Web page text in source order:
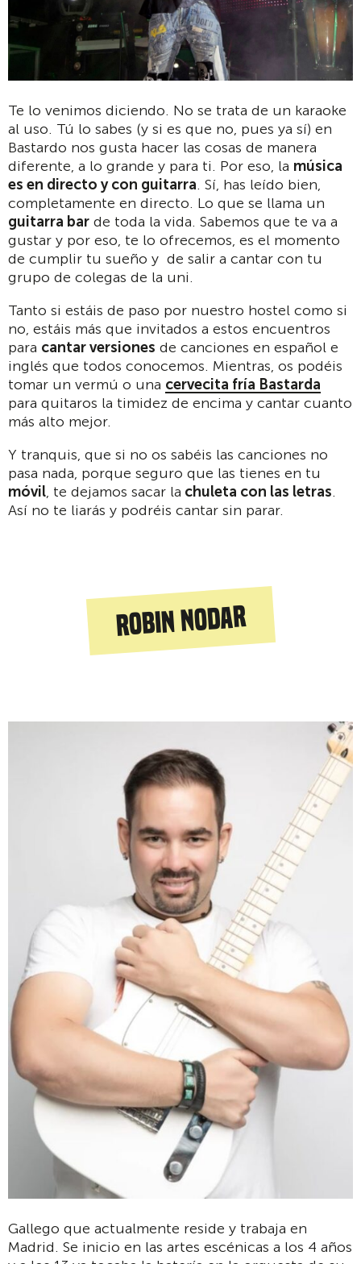
Te lo venimos diciendo. No se trata de un karaoke
al uso. Tú lo sabes (y si es que no, pues ya sí) en
Bastardo nos gusta hacer las cosas de manera
diferente, a lo grande y para ti. Por eso, la música
es en directo y con guitarra. Sí, has leído bien,
completamente en directo. Lo que se llama un
guitarra bar de toda la vida. Sabemos que te va a
gustar y por eso, te lo ofrecemos, es el momento
de cumplir tu sueño y de salir a cantar con tu
grupo de colegas de la uni.
Tanto si estáis de paso por nuestro hostel como si
no, estáis más que invitados a estos encuentros
para cantar versiones de canciones en español e
inglés que todos conocemos. Mientras, os podéis
tomar un vermú o una cervecita fría Bastarda
para quitaros la timidez de encima y cantar cuanto
más alto mejor.
Y tranquis, que si no os sabéis las canciones no
pasa nada, porque seguro que las tienes en tu
móvil, te dejamos sacar la chuleta con las letras.
Así no te liarás y podréis cantar sin parar.
Robin Nodar
Gallego que actualmente reside y trabaja en
Madrid. Se inicio en las artes escénicas a los 4 años